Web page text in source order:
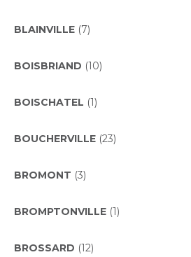
BLAINVILLE (7)
BOISBRIAND (10)
BOISCHATEL (1)
BOUCHERVILLE (23)
BROMONT (3)
BROMPTONVILLE (1)
BROSSARD (12)